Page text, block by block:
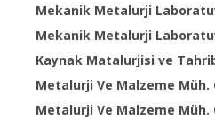
Mekanik Metalurji
Mekanik Metalurji
Kaynak Matalurjisi ve
Metalurji Ve Malzeme Müh.
Metalurji Ve Malzeme Müh.